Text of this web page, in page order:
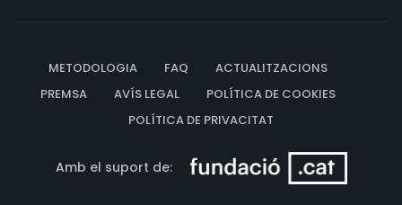
METODOLOGIA FAQ
ACTUALITZACIONS
PREMSA
AVÍS LEGAL
POLÍTICA DE COOKIES
POLÍTICA DE PRIVACITAT
Amb el suport de: